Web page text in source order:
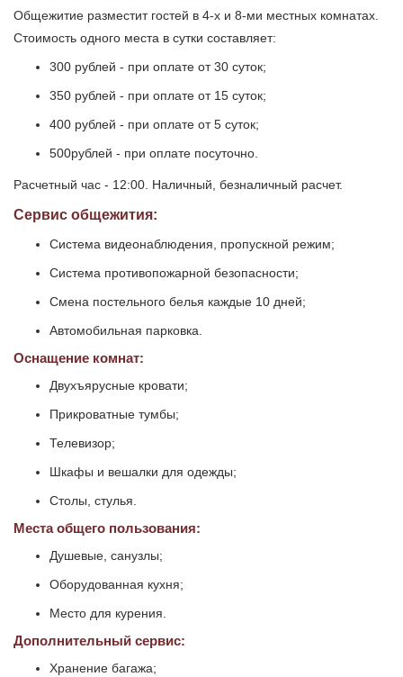
Общежитие разместит гостей в 4-х и 8-ми местных комнатах.
Стоимость одного места в сутки составляет:
300 рублей - при оплате от 30 суток;
350 рублей - при оплате от 15 суток;
400 рублей - при оплате от 5 суток;
500рублей - при оплате посуточно.
Расчетный час - 12:00. Наличный, безналичный расчет.
Сервис общежития:
Система видеонаблюдения, пропускной режим;
Система противопожарной безопасности;
Смена постельного белья каждые 10 дней;
Автомобильная парковка.
Оснащение комнат:
Двухъярусные кровати;
Прикроватные тумбы;
Телевизор;
Шкафы и вешалки для одежды;
Столы, стулья.
Места общего пользования:
Душевые, санузлы;
Оборудованная кухня;
Место для курения.
Дополнительный сервис:
Хранение багажа;